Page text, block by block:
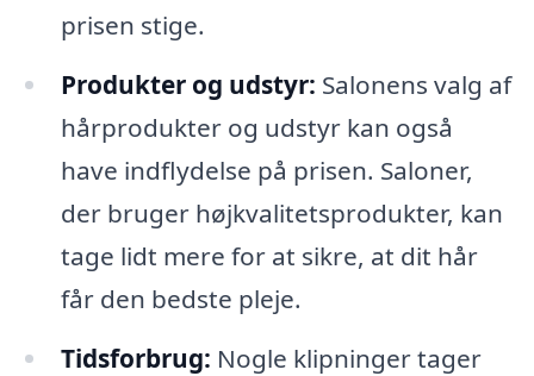
prisen stige.
Produkter og udstyr: Salonens valg af
hårprodukter og udstyr kan også
have indflydelse på prisen. Saloner,
der bruger højkvalitetsprodukter, kan
tage lidt mere for at sikre, at dit hår
får den bedste pleje.
Tidsforbrug: Nogle klipninger tager